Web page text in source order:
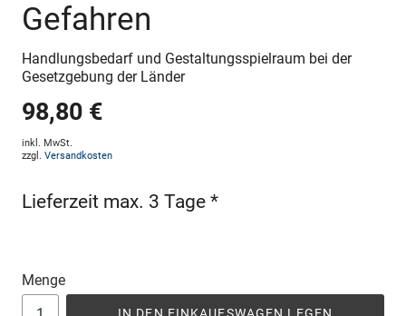
Gefahren
Handlungsbedarf und Gestaltungsspielraum bei der
Gesetzgebung der Länder
98,80 €
inkl. MwSt.
zzgl. Versandkosten
Lieferzeit max. 3 Tage *
Menge